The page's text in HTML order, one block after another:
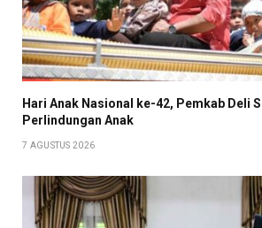
Hari Anak Nasional ke-42, Pemkab Deli
Perlindungan Anak
7 AGUSTUS 2026